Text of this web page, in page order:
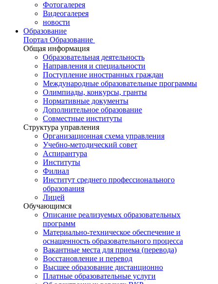
Фотогалерея
Видеогалерея
новости
Образование
Портал Образование
Общая информация
Образовательная деятельность
Направления и специальности
Поступление иностранных граждан
Международные образовательные программы
Олимпиады, конкурсы, гранты
Нормативные документы
Дополнительное образование
Совместные институты
Структура управления
Организационная схема управления
Учебно-методический совет
Аспирантура
Институты
Филиал
Институт среднего профессионального
образования
Лицей
Обучающимся
Описание реализуемых образовательных
программ
Материально-техническое обеспечение и
оснащенность образовательного процесса
Вакантные места для приема (перевода)
Восстановление и перевод
Высшее образование дистанционно
Платные образовательные услуги